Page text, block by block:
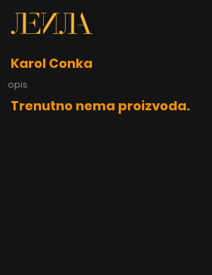
Karol Conka
opis
Trenutno nema proizvoda.